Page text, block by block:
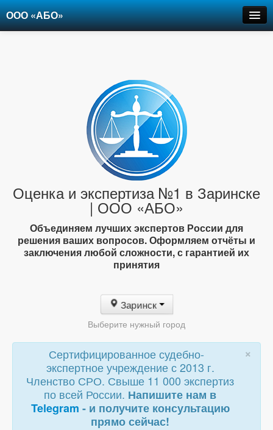
ООО «АБО»
Оценка и экспертиза №1 в Заринске
| ООО «АБО»
Объединяем лучших экспертов России для
решения ваших вопросов. Оформляем отчёты и
заключения любой сложности, с гарантией их
принятия
Заринск
Выберите нужный город
×
Сертифицированное судебно-
экспертное учреждение с 2013 г.
Членство СРО. Свыше 11 000 экспертиз
по всей России. Напишите нам в
Telegram - и получите консультацию
прямо сейчас!